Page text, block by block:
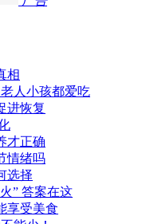
相
人小孩都爱吃
进恢复
才正确
情绪吗
选择
” 答案在这
享受美食